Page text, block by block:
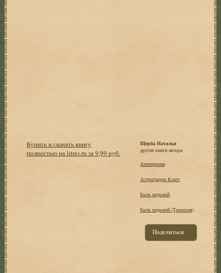
Купить и скачать книгу
полностью на litres.ru за 9,99 руб.
Щерба Наталья
другие книги автора:
Антипризма
Астроградов Ключ
Быть ведьмой
Быть ведьмой (Трилогия)
Поделиться